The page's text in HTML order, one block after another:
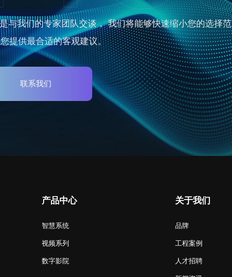
与我们的专家团队交谈， 我们将能够快速缩小您的选择范
提供最合适的客观建议。
联系我们
产品中心
智慧系统
视频系列
数字影院
关于我们
品牌
工程案例
人才招聘